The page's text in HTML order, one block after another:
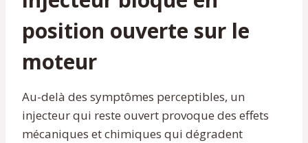
position ouverte sur le
moteur
Au-delà des symptômes perceptibles, un
injecteur qui reste ouvert provoque des effets
mécaniques et chimiques qui dégradent